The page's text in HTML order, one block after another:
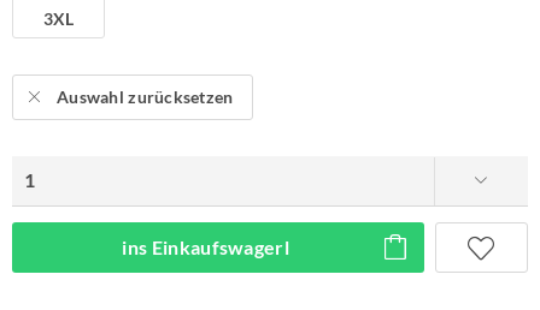
3XL
Auswahl zurücksetzen
ins Einkaufswagerl